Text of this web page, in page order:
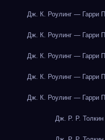
Дж. К. Роулинг — Гарри
Дж. К. Роулинг — Гарри
Дж. К. Роулинг — Гарри
Дж. К. Роулинг — Гарри
Дж. К. Роулинг — Гарри
Дж. Р. Р.